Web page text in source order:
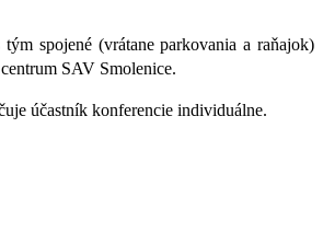
spojené (vrátane parkovania a raňajok)
SAV Smolenice.
účastník konferencie individuálne.